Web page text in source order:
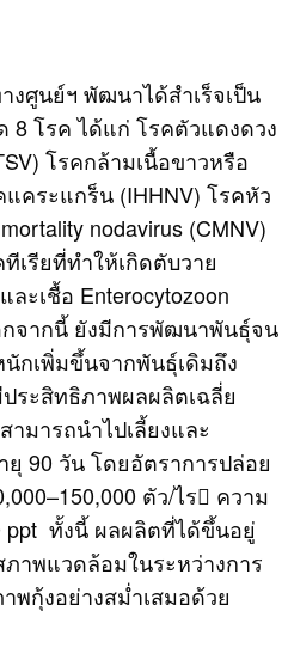
งศูนย์ฯ พัฒนาได้สำเร็จเป็น
8 โรค ได้แก่ โรคตัวแดงดวง
โรคกล้ามเนื้อขาวหรือ
คระแกร็น (IHHNV) โรคหัว
nodavirus (CMNV)
เรียที่ทําให้เกิดตับวาย
ะเชื้อ Enterocytozoon
กจากนี้ ยังมีการพัฒนาพันธุ์จน
กเพิ่มขึ้นจากพันธุ์เดิมถึง
ประสิทธิภาพผลผลิตเฉลี่ย
มารถนําไปเลี้ยงและ
90 วัน โดยอัตราการปล่อย
ตัว/ไร ความ
ppt ทั้งนี้ ผลผลิตที่ได้ขึ้นอยู่
าพแวดล้อมในระหว่างการ
พกุ้งอย่างสม่ำเสมอด้วย